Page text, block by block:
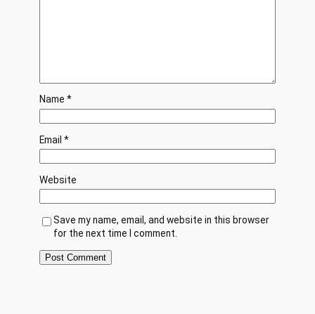
Name *
Email *
Website
Save my name, email, and website in this browser
for the next time I comment.